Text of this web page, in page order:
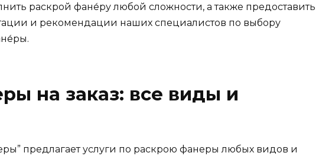
раскрой фане́ру любой сложности, а также предоставить
и рекомендации наших специалистов по выбору
на заказ: все виды и
предлагает услуги по раскрою фанеры любых видов и